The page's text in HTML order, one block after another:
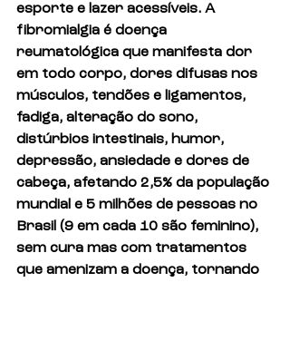
esporte e lazer acessíveis. A
fibromialgia é doença
reumatológica que manifesta dor
em todo corpo, dores difusas nos
músculos, tendões e ligamentos,
fadiga, alteração do sono,
distúrbios intestinais, humor,
depressão, ansiedade e dores de
cabeça, afetando 2,5% da população
mundial e 5 milhões de pessoas no
Brasil (9 em cada 10 são feminino),
sem cura mas com tratamentos
que amenizam a doença, tornando